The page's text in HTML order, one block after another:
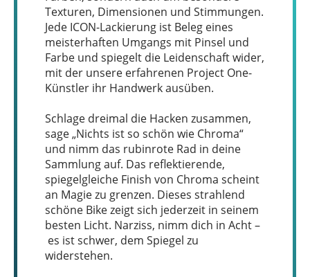
Texturen, Dimensionen und Stimmungen.
Jede ICON-Lackierung ist Beleg eines
meisterhaften Umgangs mit Pinsel und
Farbe und spiegelt die Leidenschaft wider,
mit der unsere erfahrenen Project One-
Künstler ihr Handwerk ausüben.
Schlage dreimal die Hacken zusammen,
sage „Nichts ist so schön wie Chroma“
und nimm das rubinrote Rad in deine
Sammlung auf. Das reflektierende,
spiegelgleiche Finish von Chroma scheint
an Magie zu grenzen. Dieses strahlend
schöne Bike zeigt sich jederzeit in seinem
besten Licht. Narziss, nimm dich in Acht –
es ist schwer, dem Spiegel zu
widerstehen.